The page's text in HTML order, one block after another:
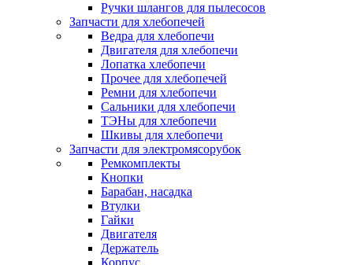
Ручки шлангов для пылесосов
Запчасти для хлебопечей
Ведра для хлебопечи
Двигателя для хлебопечи
Лопатка хлебопечи
Прочее для хлебопечей
Ремни для хлебопечи
Сальники для хлебопечи
ТЭНы для хлебопечи
Шкивы для хлебопечи
Запчасти для электромясорубок
Ремкомплекты
Кнопки
Барабан, насадка
Втулки
Гайки
Двигателя
Держатель
Корпус